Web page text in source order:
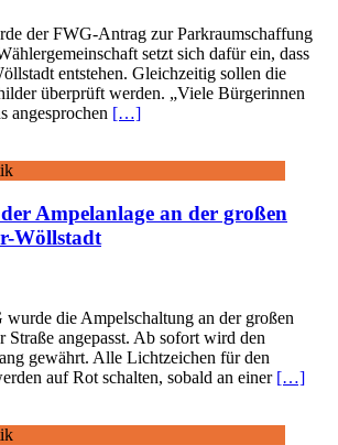
der FWG-Antrag zur Parkraumschaffung
setzt sich dafür ein, dass
entstehen. Gleichzeitig sollen die
überprüft werden. „Viele Bürgerinnen
angesprochen […]
Ampelanlage an der großen
Wöllstadt
die Ampelschaltung an der großen
angepasst. Ab sofort wird den
gewährt. Alle Lichtzeichen für den
auf Rot schalten, sobald an einer […]